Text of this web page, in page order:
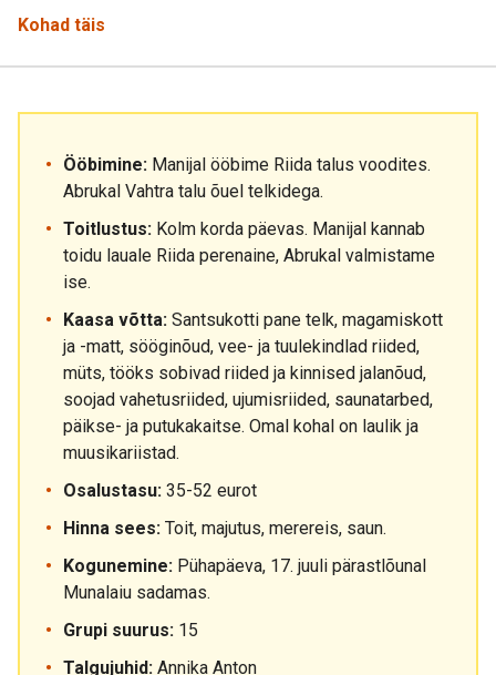
Kohad täis
Ööbimine: Manijal ööbime Riida talus voodites.
Abrukal Vahtra talu õuel telkidega.
Toitlustus: Kolm korda päevas. Manijal kannab
toidu lauale Riida perenaine, Abrukal valmistame
ise.
Kaasa võtta: Santsukotti pane telk, magamiskott
ja -matt, sööginõud, vee- ja tuulekindlad riided,
müts, tööks sobivad riided ja kinnised jalanõud,
soojad vahetusriided, ujumisriided, saunatarbed,
päikse- ja putukakaitse. Omal kohal on laulik ja
muusikariistad.
Osalustasu: 35-52 eurot
Hinna sees: Toit, majutus, merereis, saun.
Kogunemine: Pühapäeva, 17. juuli pärastlõunal
Munalaiu sadamas.
Grupi suurus: 15
Talgujuhid: Annika Anton